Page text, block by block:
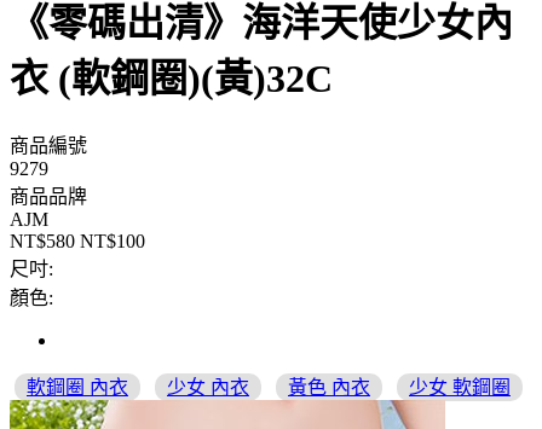
《零碼出清》海洋天使少女內
衣 (軟鋼圈)(黃)32C
商品編號
9279
商品品牌
AJM
NT$580 NT$100
尺吋:
顏色:
軟鋼圈 內衣 少女 內衣 黃色 內衣 少女 軟鋼圈